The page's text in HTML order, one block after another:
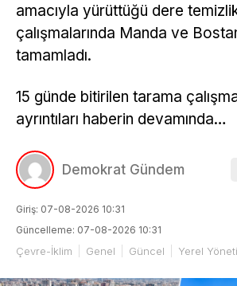
amacıyla yürüttüğü dere
çalışmalarında Manda ve
tamamladı.
15 günde bitirilen tarama
ayrıntıları haberin devamında…
Demokrat Gündem
Giriş: 07-08-2026 10:31
Güncelleme: 07-08-2026 10:31
Çevre-İklim Genel Güncel Yerel